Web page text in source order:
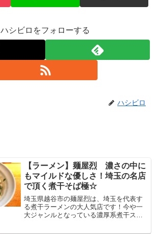
ハシビロをフォローする
ハシビロ
【ラーメン】麺屋烈 濃さの中に
もマイルドな優しさ！埼玉の名店
で頂く煮干そば極☆
埼玉県越谷市の麺屋烈は、埼玉を代表す
る煮干ラーメンの大人気店です！今や一
大ジャンルとなっている濃厚系煮干スー